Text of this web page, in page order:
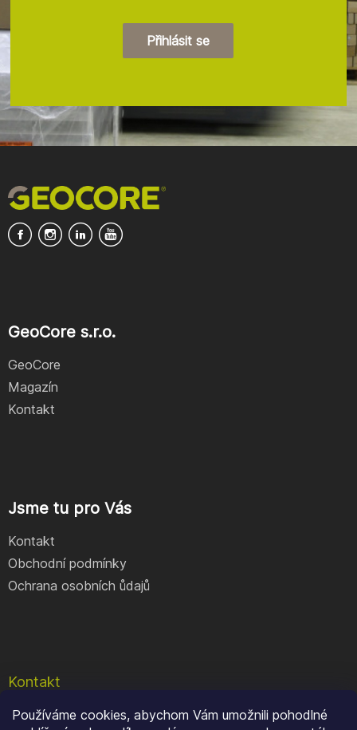
Používáme cookies, abychom Vám umožnili pohodlné
Přihlásit se
GeoCore s.r.o.
GeoCore
Magazín
Kontakt
Jsme tu pro Vás
Kontakt
Obchodní podmínky
Ochrana osobních ůdajů
Kontakt
e-shop @geocore.cz